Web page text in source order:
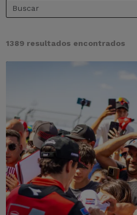
1389 resultados encontrados